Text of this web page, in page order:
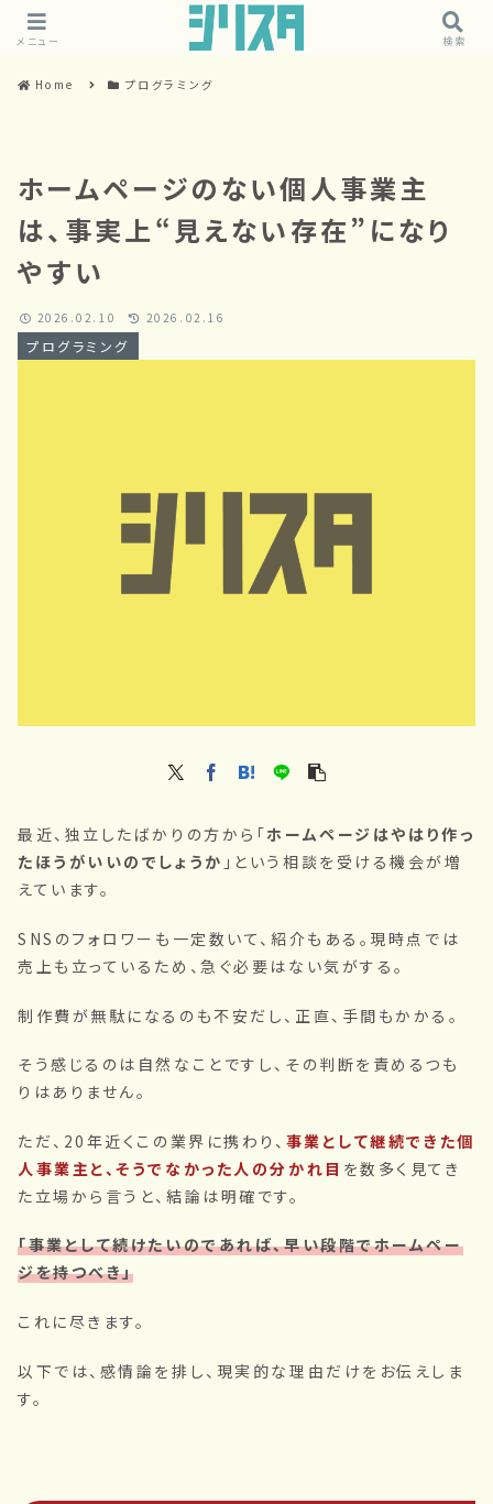
Home プログラミング
ホームページのない個人事業主
は、事実上“見えない存在”になり
やすい
プログラミング
2026.02.10 2026.02.16
最近、独立したばかりの方から「ホームページはやはり作っ
たほうがいいのでしょうか 」という相談を受ける機会が増
えています。
SNSのフォロワーも一定数いて、紹介もある。現時点では
売上も立っているため、急ぐ必要はない気がする。
制作費が無駄になるのも不安だし、正直、手間もかかる。
そう感じるのは自然なことですし、その判断を責めるつも
りはありません。
ただ、20年近くこの業界に携わり、 事業として継続できた個
人事業主と、そうでなかった人の分かれ目 を数多く見てき
た立場から言うと、結論は明確です。
「事業として続けたいのであれば、早い段階でホームペー
ジを持つべき」
これに尽きます。
以下では、感情論を排し、現実的な理由だけをお伝えしま
す。
メニュー 検索